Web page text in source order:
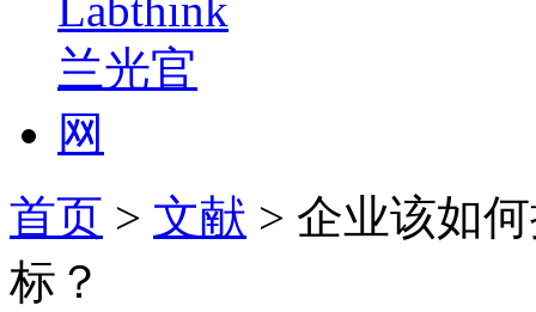
首页 > 文献 > 企业该如
标？